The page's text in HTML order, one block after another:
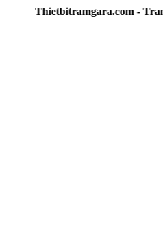
Thietbitramgara.com - Trang